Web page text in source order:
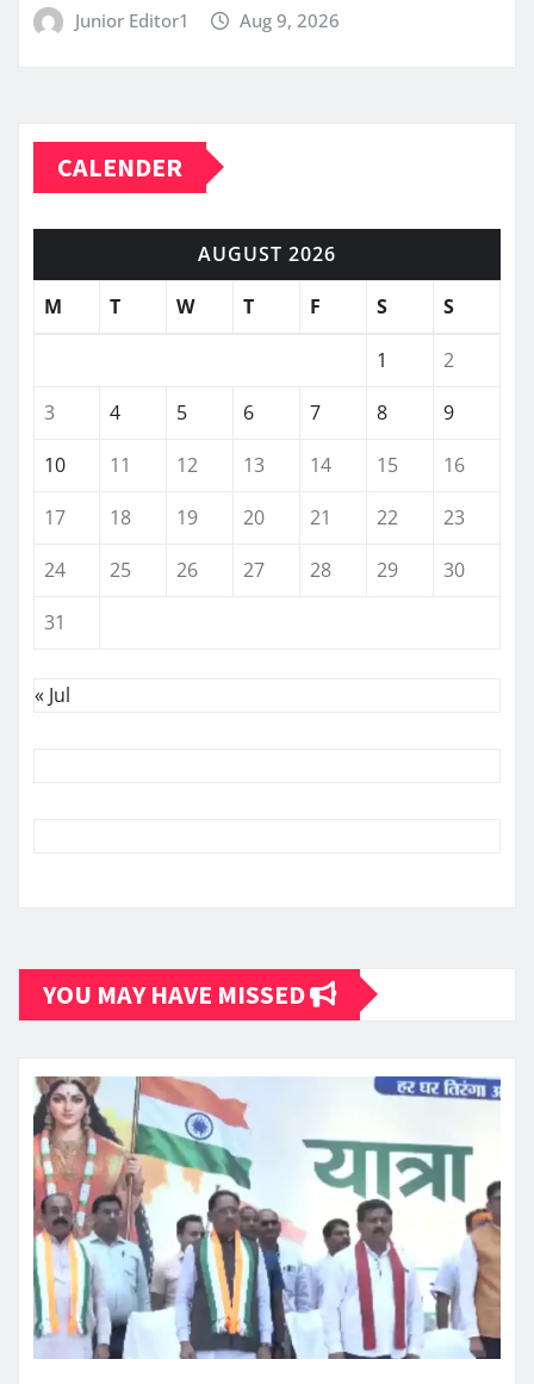
Junior Editor1 Aug 9, 2026
CALENDER
AUGUST 2026
M
T W T F S S
1
2
3
4 5 6 7 8
9
10
11 12 13 14 15
16
17
18 19 20 21 22
23
24
25 26 27 28 29
30
31
« Jul
YOU MAY HAVE MISSED